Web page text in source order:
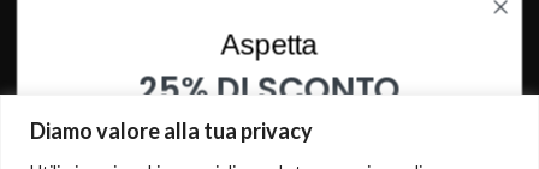
Diamo valore alla tua privacy
Aspetta
25% DI SCONTO
SU QUESTO PRODOTTO